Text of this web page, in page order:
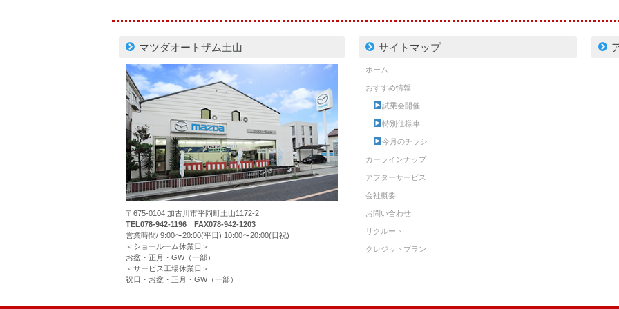
マツダオートザム土山
〒675-0104 加古川市平岡町土山1172-2
TEL078-942-1196 FAX078-942-1203
営業時間/ 9:00〜20:00(平日) 10:00〜20:00(日祝)
＜ショールーム休業日＞
お盆・正月・GW（一部）
＜サービス工場休業日＞
祝日・お盆・正月・GW（一部）
サイトマップ
ホーム
おすすめ情報
試乗会開催
特別仕様車
今月のチラシ
カーラインナップ
アフターサービス
会社概要
お問い合わせ
リクルート
クレジットプラン